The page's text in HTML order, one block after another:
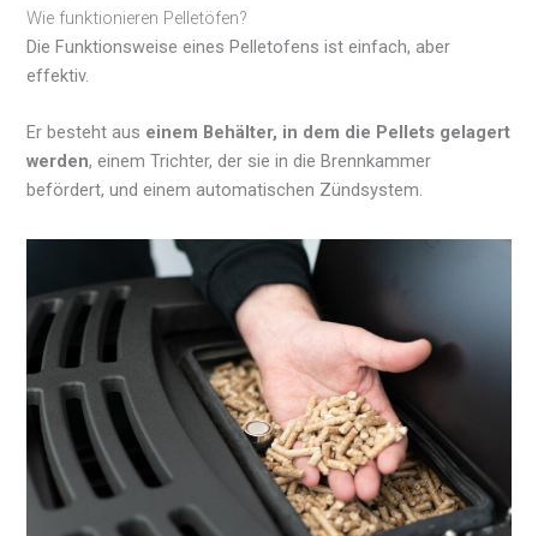
Wie funktionieren Pelletöfen?
Die Funktionsweise eines Pelletofens ist einfach, aber
effektiv.
Er besteht aus einem Behälter, in dem die Pellets gelagert
werden, einem Trichter, der sie in die Brennkammer
befördert, und einem automatischen Zündsystem.